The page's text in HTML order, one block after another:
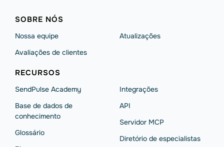
SOBRE NÓS
Nossa equipe
Avaliações de clientes
Atualizações
RECURSOS
SendPulse Academy
Base de dados de
conhecimento
Glossário
Integrações
API
Servidor MCP
Diretório de especialistas